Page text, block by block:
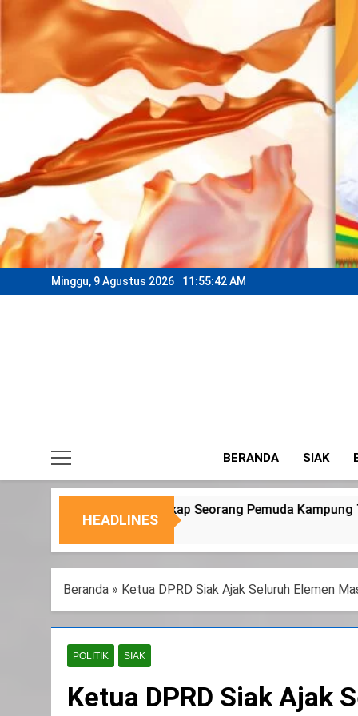
content
Minggu, 9 Agustus 2026 11:55:45 AM
BERANDA SIAK
HEADLINES
Seorang Pemuda Kampung Temusai
Beranda » Ketua DPRD Siak Ajak Seluruh Elemen
POLITIK SIAK
Ketua DPRD Siak Ajak